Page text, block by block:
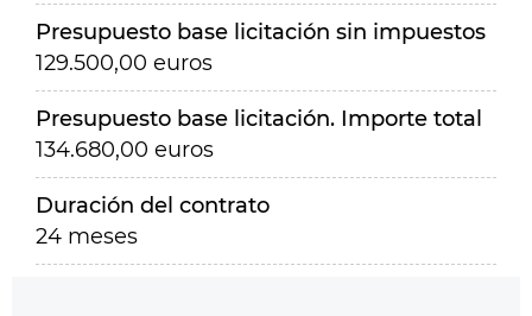
Presupuesto base licitación sin impuestos
129.500,00 euros
Presupuesto base licitación. Importe total
134.680,00 euros
Duración del contrato
24 meses